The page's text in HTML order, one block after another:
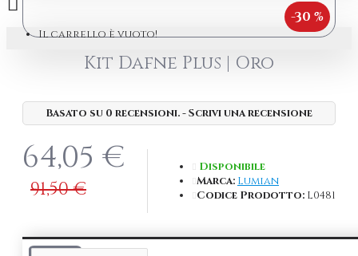
Il carrello è vuoto!
-30 %
Kit Dafne Plus | Oro
Basato su 0 recensioni.-Scrivi una recensione
64,05 €
91,50 €
Disponibile
Marca: Lumian
Codice Prodotto: L0481